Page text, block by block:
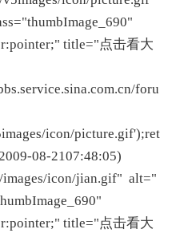
title="点击看大
foru
icon/picture.gif');ret
08-2107:48:05)
icon/jian.gif" alt="
title="点击看大